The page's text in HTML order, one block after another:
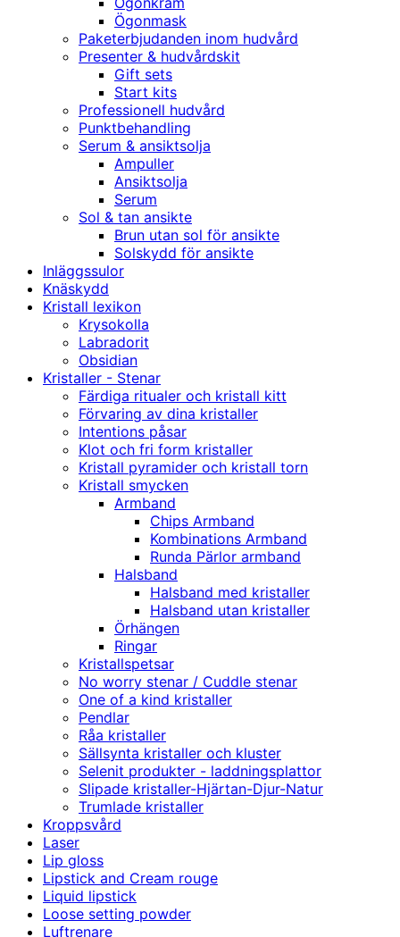
Ögonmask
Paketerbjudanden inom hudvård
Presenter & hudvårdskit
Gift sets
Start kits
Professionell hudvård
Punktbehandling
Serum & ansiktsolja
Ampuller
Ansiktsolja
Serum
Sol & tan ansikte
Brun utan sol för ansikte
Solskydd för ansikte
Inläggssulor
Knäskydd
Kristall lexikon
Krysokolla
Labradorit
Obsidian
Kristaller - Stenar
Färdiga ritualer och kristall kitt
Förvaring av dina kristaller
Intentions påsar
Klot och fri form kristaller
Kristall pyramider och kristall torn
Kristall smycken
Armband
Chips Armband
Kombinations Armband
Runda Pärlor armband
Halsband
Halsband med kristaller
Halsband utan kristaller
Örhängen
Ringar
Kristallspetsar
No worry stenar / Cuddle stenar
One of a kind kristaller
Pendlar
Råa kristaller
Sällsynta kristaller och kluster
Selenit produkter - laddningsplattor
Slipade kristaller-Hjärtan-Djur-Natur
Trumlade kristaller
Kroppsvård
Laser
Lip gloss
Lipstick and Cream rouge
Liquid lipstick
Loose setting powder
Luftrenare